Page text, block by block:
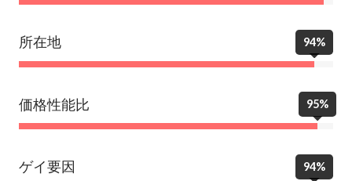
所在地 94%
価格性能比 95%
ゲイ要因 94%